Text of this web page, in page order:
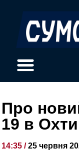
Про
19 в
14:35 /25 червня